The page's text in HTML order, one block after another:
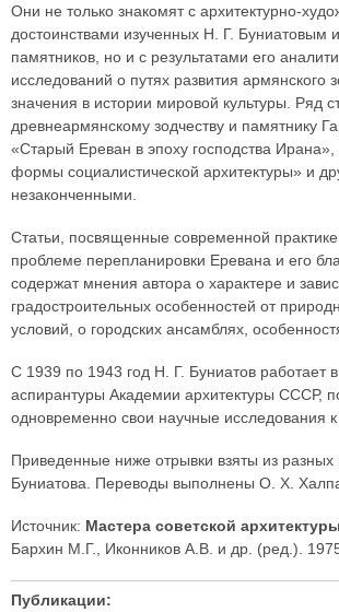
Они не только знакомят с архитектурно-
достоинствами изученных Н. Г. Буниатовым
памятников, но и с результатами его
исследований о путях развития армянского
значения в истории мировой культуры. Ряд
древнеармянскому зодчеству и памятнику
«Старый Ереван в эпоху господства
формы социалистической архитектуры» и
незаконченными.
Статьи, посвященные современной
проблеме перепланировки Еревана и его
содержат мнения автора о характере и
градостроительных особенностей от
условий, о городских ансамблях,
С 1939 по 1943 год Н. Г. Буниатов работает
аспирантуры Академии архитектуры СССР,
одновременно свои научные исследования к
Приведенные ниже отрывки взяты из разных
Буниатова. Переводы выполнены О. X.
Источник: Мастера советской
Бархин М.Г., Иконников А.В. и др. (ред.).
Публикации: